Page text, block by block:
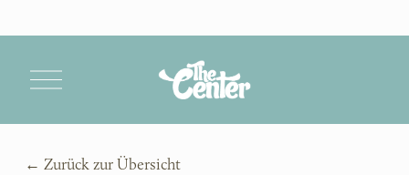
M
e
ü
f
Zurück zur Übersicht